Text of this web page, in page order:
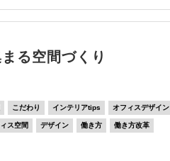
る空間づくり
こだわり インテリアtips オフィスデザイン
ス空間 デザイン 働き方 働き方改革